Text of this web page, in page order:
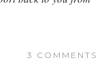
3 COMMENTS